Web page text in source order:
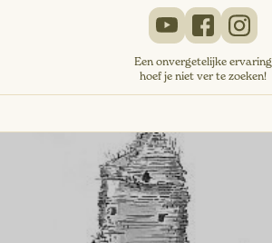
Een onvergetelijke ervaring
hoef je niet ver te zoeken!